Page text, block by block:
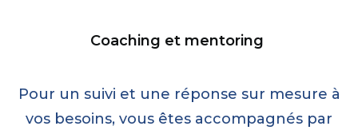
Coaching et mentoring
Pour un suivi et une réponse sur mesure à
vos besoins, vous êtes accompagnés par